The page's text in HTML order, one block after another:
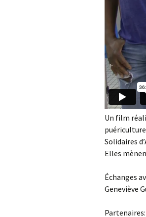
Un film
Solidaires
Elles
Échanges
Geneviève